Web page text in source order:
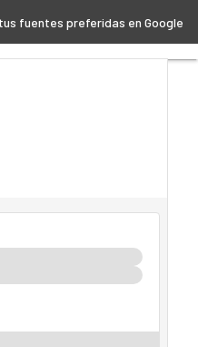
fuentes preferidas en Google